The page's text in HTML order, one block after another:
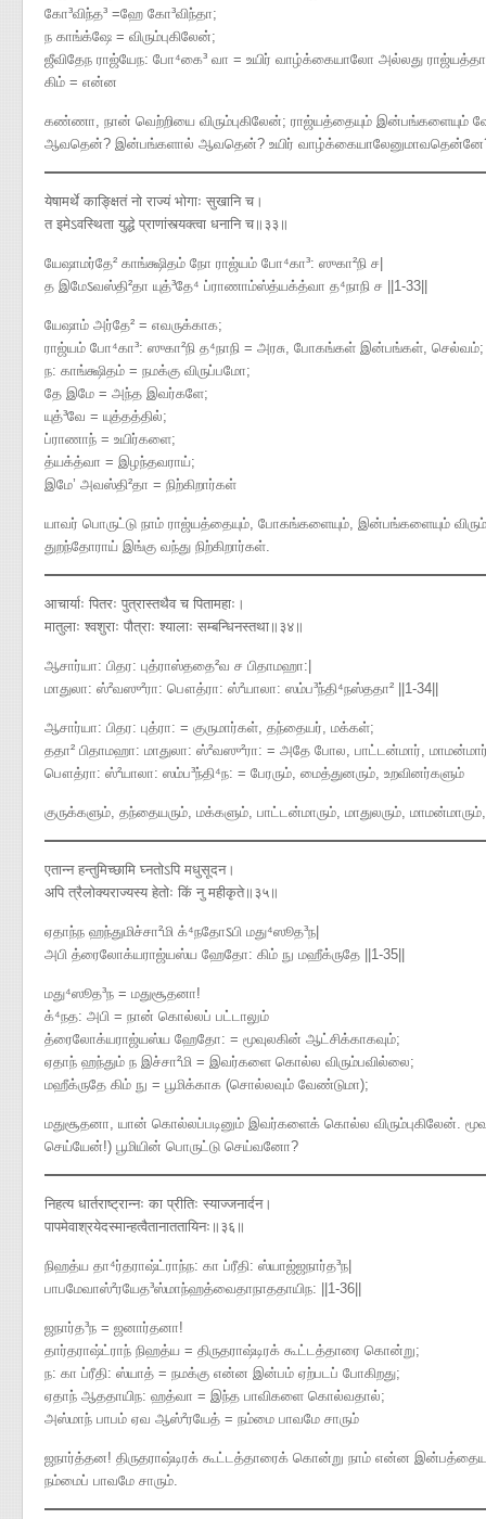
கோ³விந்த³ =ஹே கோ³விந்தா;
ந காங்க்ஷே = விரும்புகிலேன்;
ஜீவிதேந ராஜ்யேந: போ⁴கை³ வா = உயிர் வாழ்க்கையாலோ அல்லது
கிம் = என்ன
கண்ணா, நான் வெற்றியை விரும்புகிலேன்; ராஜ்யத்தையும் இன்பங்களையும்
ஆவதென்? இன்பங்களால் ஆவதென்? உயிர்
येषामर्थे काङ्क्षितं नो राज्यं भोगाः सुखानि च।
त इमेऽवस्थिता युद्धे प्राणांस्त्यक्त्वा धनानि च॥३३॥
யேஷாமர்தே² காங்க்ஷிதம் நோ ராஜ்யம் போ⁴கா³​: ஸுகா²நி ச|
த இமேऽவஸ்தி²தா யுத்³தே⁴ ப்ராணாம்ஸ்த்யக்த்வா த⁴நாநி ச ||1-33||
யேஷாம் அர்தே² = எவருக்காக;
ராஜ்யம் போ⁴கா³: ஸுகா²நி த⁴நாநி = அரசு, போகங்கள் இன்பங்கள், செல்வம்;
ந: காங்க்ஷிதம் = நமக்கு விருப்பமோ;
தே இமே = அந்த இவர்களே;
யுத்³வே = யுத்தத்தில்;
ப்ராணாந் = உயிர்களை;
த்யக்த்வா = இழந்தவராய்;
இமே’ அவஸ்தி²தா = நிற்கிறார்கள்
யாவர் பொருட்டு நாம் ராஜ்யத்தையும், போகங்களையும், இன்பங்களையும்
துறந்தோராய் இங்கு வந்து நிற்கிறார்கள்.
आचार्याः पितरः पुत्रास्तथैव च पितामहाः।
मातुलाः श्वशुराः पौत्राः श्यालाः सम्बन्धिनस्तथा॥३४॥
ஆசார்யா​: பிதர​: புத்ராஸ்ததை²வ ச பிதாமஹா​:|
மாதுலா​: ஸ்²வஸு²ரா​: பௌத்ரா​: ஸ்²யாலா​: ஸம்ப³ந்தி⁴நஸ்ததா² ||1-34||
ஆசார்யா: பிதர: புத்ரா: = குருமார்கள், தந்தையர், மக்கள்;
ததா² பிதாமஹா: மாதுலா: ஸ்²வஸு²ரா: = அதே போல, பாட்டன்மார்,
பௌத்ரா: ஸ்²யாலா: ஸம்ப³ந்தி⁴ந: = பேரரும், மைத்துனரும், உறவினர்களும்
குருக்களும், தந்தையரும், மக்களும், பாட்டன்மாரும், மாதுலரும்,
एतान्न हन्तुमिच्छामि घ्नतोऽपि मधुसूदन।
अपि त्रैलोक्यराज्यस्य हेतोः किं नु महीकृते॥३५॥
ஏதாந்ந ஹந்துமிச்சா²மி க்⁴நதோऽபி மது⁴ஸூத³ந|
அபி த்ரைலோக்யராஜ்யஸ்ய ஹேதோ​: கிம் நு மஹீக்ருதே ||1-35||
மது⁴ஸூத³ந = மதுசூதனா!
க்⁴நத: அபி = நான் கொல்லப் பட்டாலும்
த்ரைலோக்யராஜ்யஸ்ய ஹேதோ: = மூவுலகின் ஆட்சிக்காகவும்;
ஏதாந் ஹந்தும் ந இச்சா²மி = இவர்களை கொல்ல விரும்பவில்லை;
மஹீக்ருதே கிம் நு = பூமிக்காக (சொல்லவும் வேண்டுமா);
மதுசூதனா, யான் கொல்லப்படினும் இவர்களைக் கொல்ல விரும்புகிலேன்.
செய்யேன்!) பூமியின் பொருட்டு செய்வனோ?
निहत्य धार्तराष्ट्रान्नः का प्रीतिः स्याज्जनार्दन।
पापमेवाश्रयेदस्मान्हत्वैतानाततायिनः॥३६॥
நிஹத்ய தா⁴ர்தராஷ்ட்ராந்ந​: கா ப்ரீதி​: ஸ்யாஜ்ஜநார்த³ந|
பாபமேவாஸ்²ரயேத³ஸ்மாந்ஹத்வைதாநாததாயிந​: ||1-36||
ஜநார்த³ந = ஜனார்தனா!
தார்தராஷ்ட்ராந் நிஹத்ய = திருதராஷ்டிரக் கூட்டத்தாரை கொன்று;
ந: கா ப்ரீதி: ஸ்யாத் = நமக்கு என்ன இன்பம் ஏற்படப் போகிறது;
ஏதாந் ஆததாயிந: ஹத்வா = இந்த பாவிகளை கொல்வதால்;
அஸ்மாந் பாபம் ஏவ ஆஸ்²ரயேத் = நம்மை பாவமே சாரும்
ஜநார்த்தன! திருதராஷ்டிரக் கூட்டத்தாரைக் கொன்று நாம் என்ன
நம்மைப் பாவமே சாரும்.